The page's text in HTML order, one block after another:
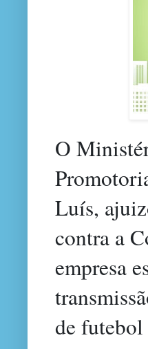
O
Luís,
contra a
empresa
de